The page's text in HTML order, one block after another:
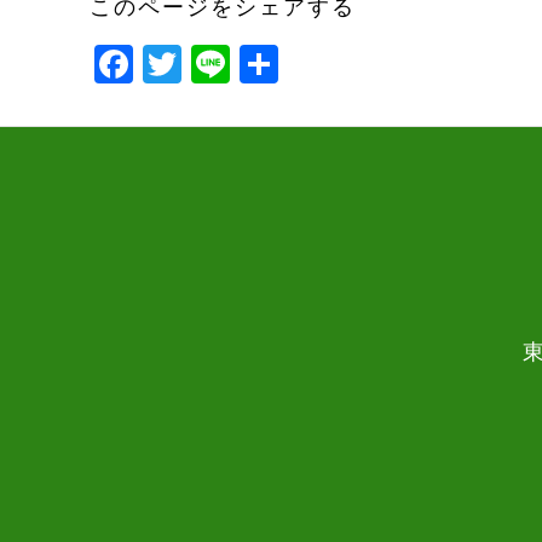
このページをシェアする
Facebook
Twitter
Line